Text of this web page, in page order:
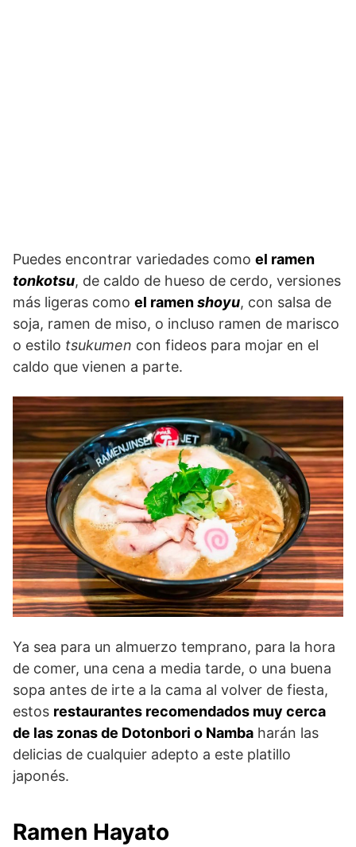
Puedes encontrar variedades como el ramen
tonkotsu, de caldo de hueso de cerdo, versiones
más ligeras como el ramenshoyu, con salsa de
soja, ramen de miso, o incluso ramen de marisco
o estilo tsukumen con fideos para mojar en el
caldo que vienen a parte.
Ya sea para un almuerzo temprano, para la hora
de comer, una cena a media tarde, o una buena
sopa antes de irte a la cama al volver de fiesta,
estos restaurantes recomendados muy cerca
de las zonas de Dotonbori o Namba harán las
delicias de cualquier adepto a este platillo
japonés.
Ramen Hayato